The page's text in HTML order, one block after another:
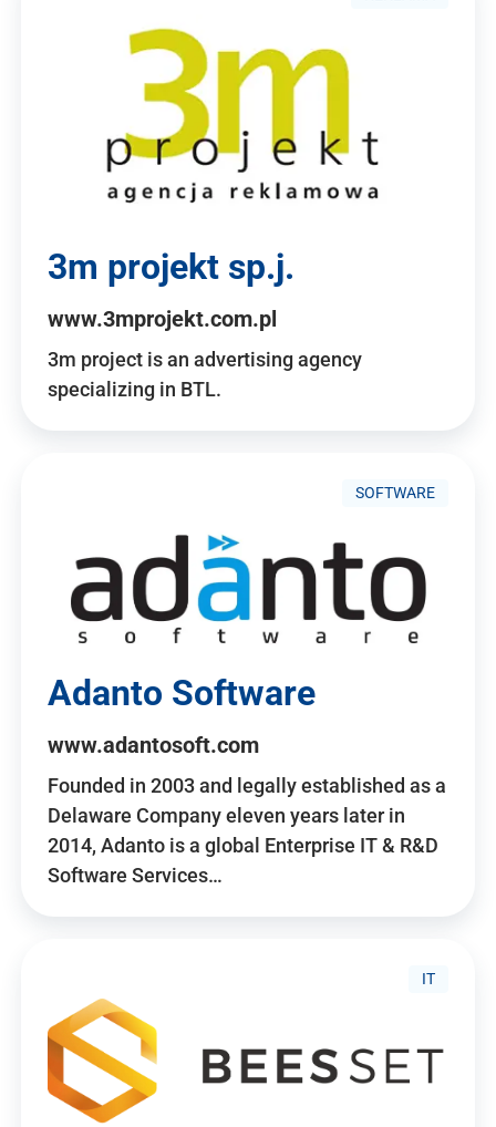
3m projekt sp.j.
www.3mprojekt.com.pl
3m project is an advertising agency
specializing in BTL.
SOFTWARE
Adanto Software
www.adantosoft.com
Founded in 2003 and legally established as a
Delaware Company eleven years later in
2014, Adanto is a global Enterprise IT & R&D
Software Services…
IT